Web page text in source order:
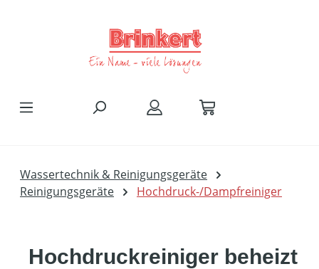
Wassertechnik & Reinigungsgeräte
Reinigungsgeräte
Hochdruck-/Dampfreiniger
Hochdruckreiniger beheizt